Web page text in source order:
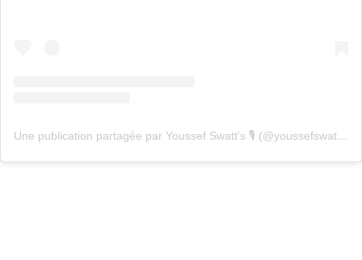
Une publication partagée par Youssef Swatt’s 🎙 (@youssefswatts)